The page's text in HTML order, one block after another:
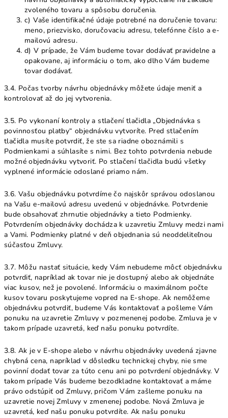
zvoleného tovaru a spôsobu doručenia.
c) Vaše identifikačné údaje potrebné na doručenie tovaru:
meno, priezvisko, doručovaciu adresu, telefónne číslo a e-
mailovú adresu.
d) V prípade, že Vám budeme tovar dodávať pravidelne a
opakovane, aj informáciu o tom, ako dlho Vám budeme
tovar dodávať.
3.4. Počas tvorby návrhu objednávky môžete údaje meniť a
kontrolovať až do jej vytvorenia.
3.5. Po vykonaní kontroly a stlačení tlačidla „Objednávka s
povinnosťou platby“ objednávku vytvoríte. Pred stlačením
tlačidla musíte potvrdiť, že ste sa riadne oboznámili s
Podmienkami a súhlasíte s nimi. Bez tohto potvrdenia nebude
možné objednávku vytvoriť. Po stlačení tlačidla budú všetky
vyplnené informácie odoslané priamo nám.
3.6. Vašu objednávku potvrdíme čo najskôr správou odoslanou
na Vašu e-mailovú adresu uvedenú v objednávke. Potvrdenie
bude obsahovať zhrnutie objednávky a tieto Podmienky.
Potvrdením objednávky dochádza k uzavretiu Zmluvy medzi nami
a Vami. Podmienky platné v deň objednania sú neoddeliteľnou
súčasťou Zmluvy.
3.7. Môžu nastať situácie, kedy Vám nebudeme môcť objednávku
potvrdiť, napríklad ak tovar nie je dostupný alebo ak objednáte
viac kusov, než je povolené. Informáciu o maximálnom počte
kusov tovaru poskytujeme vopred na E-shope. Ak nemôžeme
objednávku potvrdiť, budeme Vás kontaktovať a pošleme Vám
ponuku na uzavretie Zmluvy v pozmenenej podobe. Zmluva je v
takom prípade uzavretá, keď našu ponuku potvrdíte.
3.8. Ak je v E-shope alebo v návrhu objednávky uvedená zjavne
chybná cena, napríklad v dôsledku technickej chyby, nie sme
povinní dodať tovar za túto cenu ani po potvrdení objednávky. V
takom prípade Vás budeme bezodkladne kontaktovať a máme
právo odstúpiť od Zmluvy, pričom Vám zašleme ponuku na
uzavretie novej Zmluvy v zmenenej podobe. Nová Zmluva je
uzavretá, keď našu ponuku potvrdíte. Ak našu ponuku